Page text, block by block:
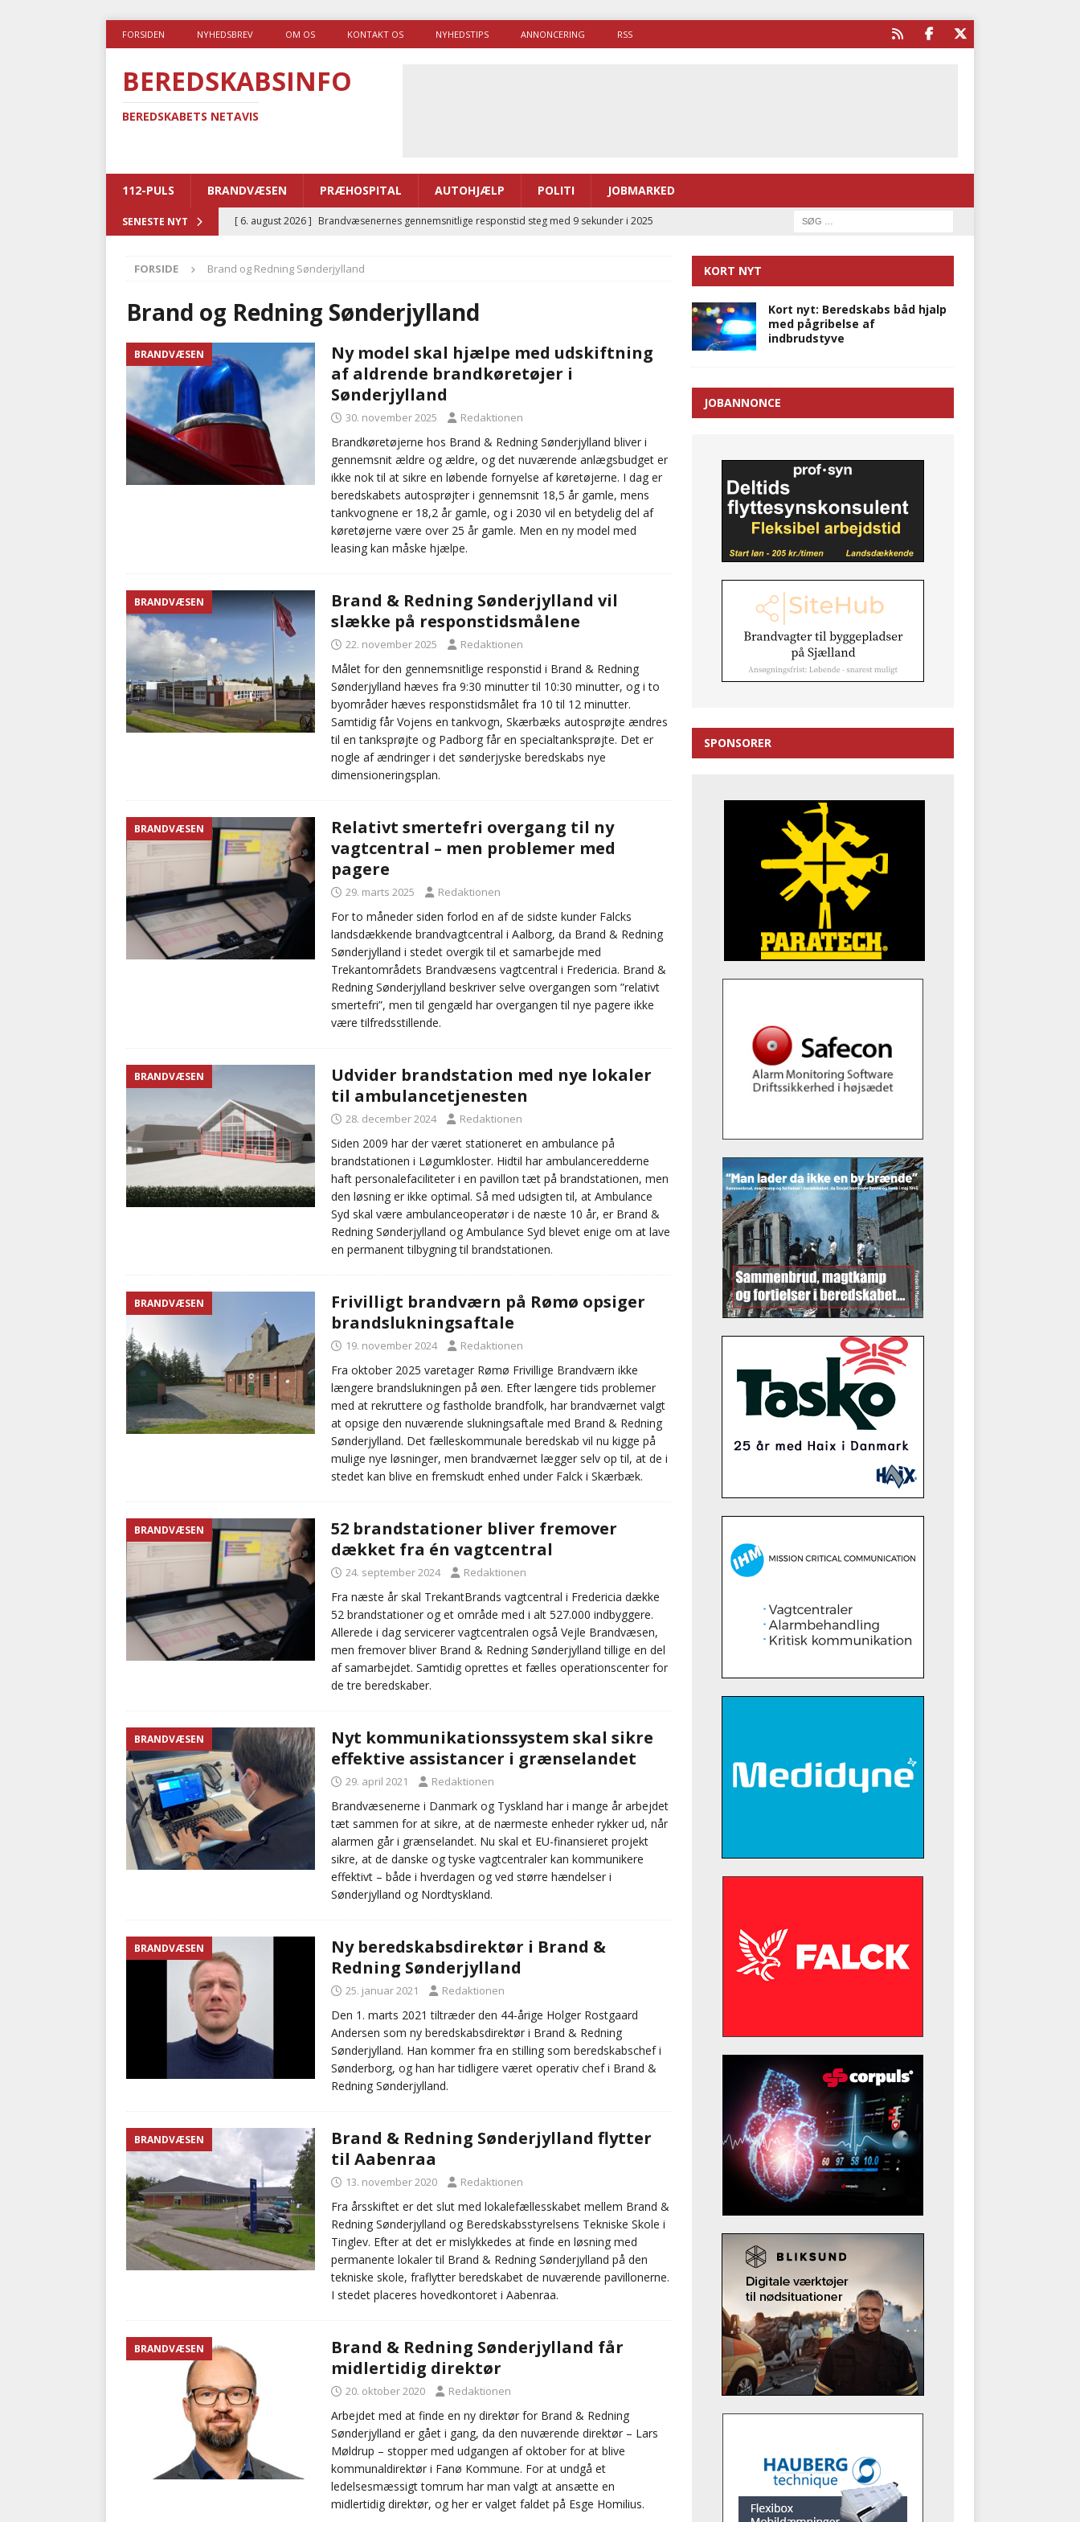
FORSIDEN NYHEDSBREV OM OS KONTAKT OS NYHEDSTIPS ANNONCERING RSS
BEREDSKABSINFO
BEREDSKABETS NETAVIS
112-PULS BRANDVÆSEN PRÆHOSPITAL AUTOHJÆLP POLITI JOBMARKED
SENESTE NYT [ 6. august 2026 ] Brandvæsenernes gennemsnitlige responstid steg med 9 sekunder i 2025
[ 5. august 2026 ] Advarer: Udløb af sygetransporttilladelser kan sende 400.000 kørsler over
i det offentlige
PRÆHOSPITAL
[ 5. august 2026 ] Ny ambulance og el-sygetransportvogn til Samsø
[ 4. august 2026 ]
Brandvæsenerne brugte lidt længere tid på at komme af sted i 2025
BRANDVÆSEN
[ 7. august 2026 ]
Branche kræver at beskyttelseskøretøjer bliver lovpligtige ved arbejde i
nødsporet
AUTOHJÆLP
FORSIDE Brand og Redning Sønderjylland
Brand og Redning Sønderjylland
BRANDVÆSEN
Ny model skal hjælpe med udskiftning
af aldrende brandkøretøjer i
Sønderjylland
30. november 2025 Redaktionen
Brandkøretøjerne hos Brand & Redning Sønderjylland bliver i
gennemsnit ældre og ældre, og det nuværende anlægsbudget er
ikke nok til at sikre en løbende fornyelse af køretøjerne. I dag er
beredskabets autosprøjter i gennemsnit 18,5 år gamle, mens
tankvognene er 18,2 år gamle, og i 2030 vil en betydelig del af
køretøjerne være over 25 år gamle. Men en ny model med
leasing kan måske hjælpe.
BRANDVÆSEN
Brand & Redning Sønderjylland vil
slække på responstidsmålene
22. november 2025 Redaktionen
Målet for den gennemsnitlige responstid i Brand & Redning
Sønderjylland hæves fra 9:30 minutter til 10:30 minutter, og i to
byområder hæves responstidsmålet fra 10 til 12 minutter.
Samtidig får Vojens en tankvogn, Skærbæks autosprøjte ændres
til en tanksprøjte og Padborg får en specialtanksprøjte. Det er
nogle af ændringer i det sønderjyske beredskabs nye
dimensioneringsplan.
BRANDVÆSEN
Relativt smertefri overgang til ny
vagtcentral – men problemer med
pagere
29. marts 2025 Redaktionen
For to måneder siden forlod en af de sidste kunder Falcks
landsdækkende brandvagtcentral i Aalborg, da Brand & Redning
Sønderjylland i stedet overgik til et samarbejde med
Trekantområdets Brandvæsens vagtcentral i Fredericia. Brand &
Redning Sønderjylland beskriver selve overgangen som ”relativt
smertefri”, men til gengæld har overgangen til nye pagere ikke
være tilfredsstillende.
BRANDVÆSEN
Udvider brandstation med nye lokaler
til ambulancetjenesten
28. december 2024 Redaktionen
Siden 2009 har der været stationeret en ambulance på
brandstationen i Løgumkloster. Hidtil har ambulanceredderne
haft personalefaciliteter i en pavillon tæt på brandstationen, men
den løsning er ikke optimal. Så med udsigten til, at Ambulance
Syd skal være ambulanceoperatør i de næste 10 år, er Brand &
Redning Sønderjylland og Ambulance Syd blevet enige om at lave
en permanent tilbygning til brandstationen.
BRANDVÆSEN
Frivilligt brandværn på Rømø opsiger
brandslukningsaftale
19. november 2024 Redaktionen
Fra oktober 2025 varetager Rømø Frivillige Brandværn ikke
længere brandslukningen på øen. Efter længere tids problemer
med at rekruttere og fastholde brandfolk, har brandværnet valgt
at opsige den nuværende slukningsaftale med Brand & Redning
Sønderjylland. Det fælleskommunale beredskab vil nu kigge på
mulige nye løsninger, men brandværnet lægger selv op til, at de i
stedet kan blive en fremskudt enhed under Falck i Skærbæk.
BRANDVÆSEN
52 brandstationer bliver fremover
dækket fra én vagtcentral
24. september 2024 Redaktionen
Fra næste år skal TrekantBrands vagtcentral i Fredericia dække
52 brandstationer og et område med i alt 527.000 indbyggere.
Allerede i dag servicerer vagtcentralen også Vejle Brandvæsen,
men fremover bliver Brand & Redning Sønderjylland tillige en del
af samarbejdet. Samtidig oprettes et fælles operationscenter for
de tre beredskaber.
BRANDVÆSEN
Nyt kommunikationssystem skal sikre
effektive assistancer i grænselandet
29. april 2021 Redaktionen
Brandvæsenerne i Danmark og Tyskland har i mange år arbejdet
tæt sammen for at sikre, at de nærmeste enheder rykker ud, når
alarmen går i grænselandet. Nu skal et EU-finansieret projekt
sikre, at de danske og tyske vagtcentraler kan kommunikere
effektivt – både i hverdagen og ved større hændelser i
Sønderjylland og Nordtyskland.
BRANDVÆSEN
Ny beredskabsdirektør i Brand &
Redning Sønderjylland
25. januar 2021 Redaktionen
Den 1. marts 2021 tiltræder den 44-årige Holger Rostgaard
Andersen som ny beredskabsdirektør i Brand & Redning
Sønderjylland. Han kommer fra en stilling som beredskabschef i
Sønderborg, og han har tidligere været operativ chef i Brand &
Redning Sønderjylland.
BRANDVÆSEN
Brand & Redning Sønderjylland flytter
til Aabenraa
13. november 2020 Redaktionen
Fra årsskiftet er det slut med lokalefællesskabet mellem Brand &
Redning Sønderjylland og Beredskabsstyrelsens Tekniske Skole i
Tinglev. Efter at det er mislykkedes at finde en løsning med
permanente lokaler til Brand & Redning Sønderjylland på den
tekniske skole, fraflytter beredskabet de nuværende pavillonerne.
I stedet placeres hovedkontoret i Aabenraa.
BRANDVÆSEN
Brand & Redning Sønderjylland får
midlertidig direktør
20. oktober 2020 Redaktionen
Arbejdet med at finde en ny direktør for Brand & Redning
Sønderjylland er gået i gang, da den nuværende direktør – Lars
Møldrup – stopper med udgangen af oktober for at blive
kommunaldirektør i Fanø Kommune. For at undgå et
ledelsesmæssigt tomrum har man valgt at ansætte en
midlertidig direktør, og her er valget faldet på Esge Homilius.
KORT NYT
Kort nyt: Beredskabs båd hjalp
med pågribelse af
indbrudstyve
JOBANNONCE
SPONSORER